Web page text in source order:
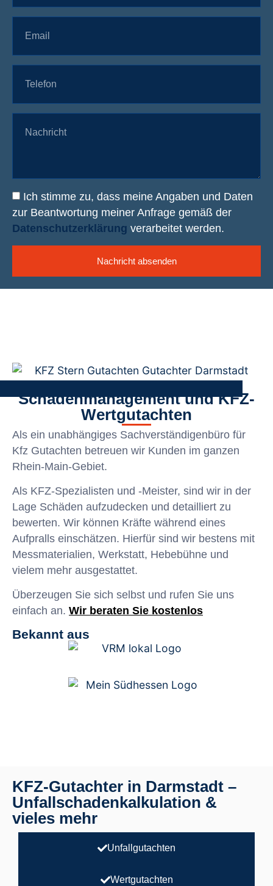
Ich stimme zu, dass meine Angaben und Daten
zur Beantwortung meiner Anfrage gemäß der
Datenschutzerklärung verarbeitet werden.
Nachricht absenden
Schadenmanagement und KFZ-
Wertgutachten
Als ein unabhängiges Sachverständigenbüro für
Kfz Gutachten betreuen wir Kunden im ganzen
Rhein-Main-Gebiet.
Als KFZ-Spezialisten und -Meister, sind wir in der
Lage Schäden aufzudecken und detailliert zu
bewerten. Wir können Kräfte während eines
Aufpralls einschätzen. Hierfür sind wir bestens mit
Messmaterialien, Werkstatt, Hebebühne und
vielem mehr ausgestattet.
Überzeugen Sie sich selbst und rufen Sie uns
einfach an. Wir beraten Sie kostenlos
Bekannt aus
KFZ-Gutachter in Darmstadt –
Unfallschadenkalkulation &
vieles mehr
Unfallgutachten
Wertgutachten